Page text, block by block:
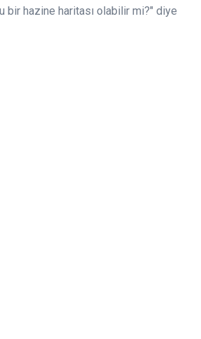
bir hazine haritası olabilir mi?" diye